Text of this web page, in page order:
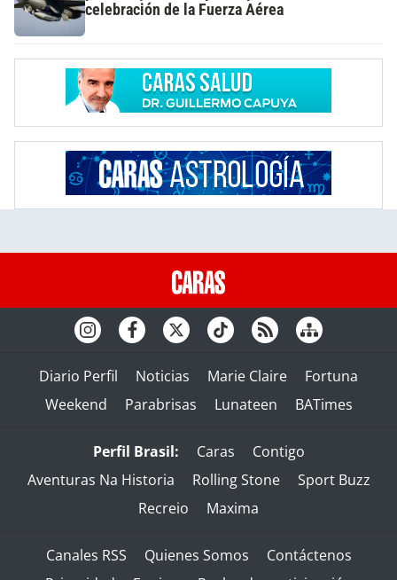
celebración de la Fuerza Aérea
Diario Perfil Noticias Marie Claire
Fortuna
Weekend
Parabrisas Lunateen BATimes
Perfil Brasil: Caras
Contigo
Aventuras Na Historia
Rolling Stone
Sport Buzz
Recreio
Maxima
Canales RSS Quienes Somos
Contáctenos